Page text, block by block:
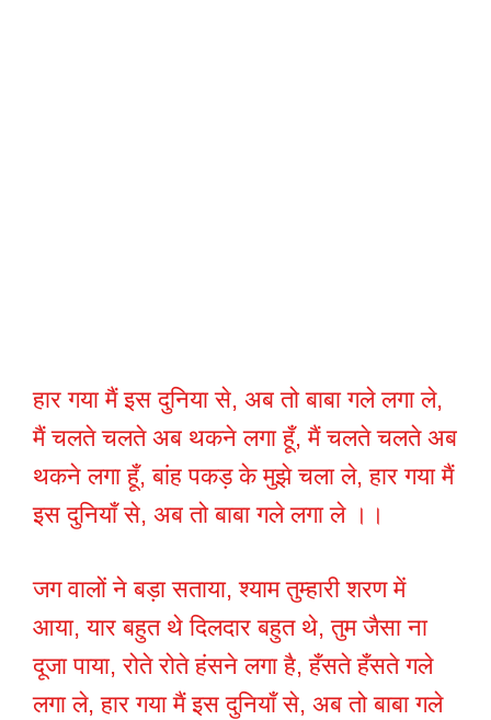
हार गया मैं इस दुनिया से, अब तो बाबा गले लगा ले,
मैं चलते चलते अब थकने लगा हूँ, मैं चलते चलते अब
थकने लगा हूँ, बांह पकड़ के मुझे चला ले, हार गया मैं
इस दुनियाँ से, अब तो बाबा गले लगा ले ।।
जग वालों ने बड़ा सताया, श्याम तुम्हारी शरण में
आया, यार बहुत थे दिलदार बहुत थे, तुम जैसा ना
दूजा पाया, रोते रोते हंसने लगा है, हँसते हँसते गले
लगा ले, हार गया मैं इस दुनियाँ से, अब तो बाबा गले